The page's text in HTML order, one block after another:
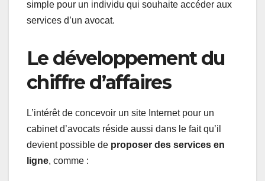
simple pour un individu qui souhaite accéder aux
services d’un avocat.
Le développement du
chiffre d’affaires
L’intérêt de concevoir un site Internet pour un
cabinet d’avocats réside aussi dans le fait qu’il
devient possible de proposer des services en
ligne, comme :